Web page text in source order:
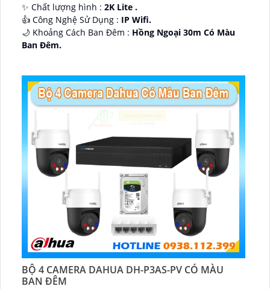
✨ Chất lượng hình : 2K Lite .
👍 Công Nghệ Sử Dụng : IP Wifi.
🌙 Khoảng Cách Ban Đêm : Hồng Ngoại 30m Có Màu
Ban Ðêm.
BỘ 4 CAMERA DAHUA DH-P3AS-PV CÓ MÀU
BAN ĐÊM